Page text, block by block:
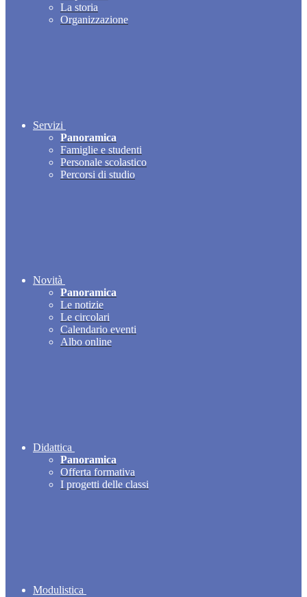
La storia
Organizzazione
Servizi
Panoramica
Famiglie e studenti
Personale scolastico
Percorsi di studio
Novità
Panoramica
Le notizie
Le circolari
Calendario eventi
Albo online
Didattica
Panoramica
Offerta formativa
I progetti delle classi
Modulistica